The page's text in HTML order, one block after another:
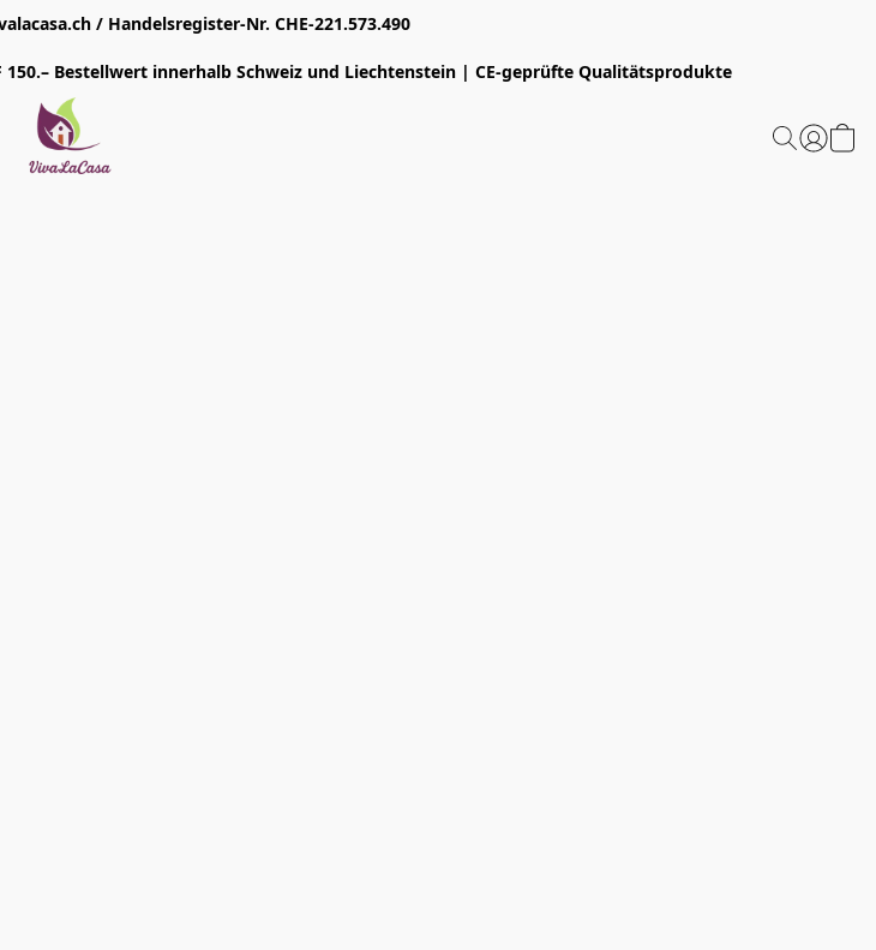
/ Handelsregister-Nr. CHE-221.573.490
Bestellwert innerhalb Schweiz und Liechtenstein | CE-geprüfte Qualitätsprodukte